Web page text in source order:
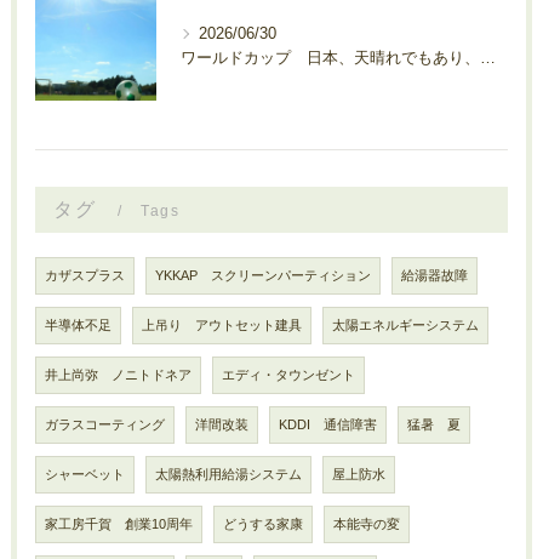
2026/06/30
タグ Tags
カザスプラス YKKAP スクリーンパーティション 給湯器故障
半導体不足 上吊り アウトセット建具 太陽エネルギーシステム
井上尚弥 ノニトドネア エディ・タウンゼント
ガラスコーティング 洋間改装 KDDI 通信障害 猛暑 夏
シャーベット 太陽熱利用給湯システム 屋上防水
家工房千賀 創業10周年 どうする家康 本能寺の変